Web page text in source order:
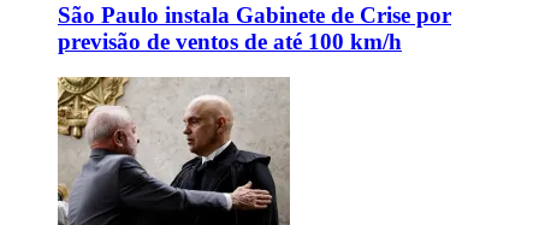
São Paulo instala Gabinete de Crise por
previsão de ventos de até 100 km/h